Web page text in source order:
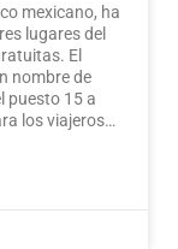
mexicano, ha
lugares del
El
nombre de
puesto 15 a
los viajeros